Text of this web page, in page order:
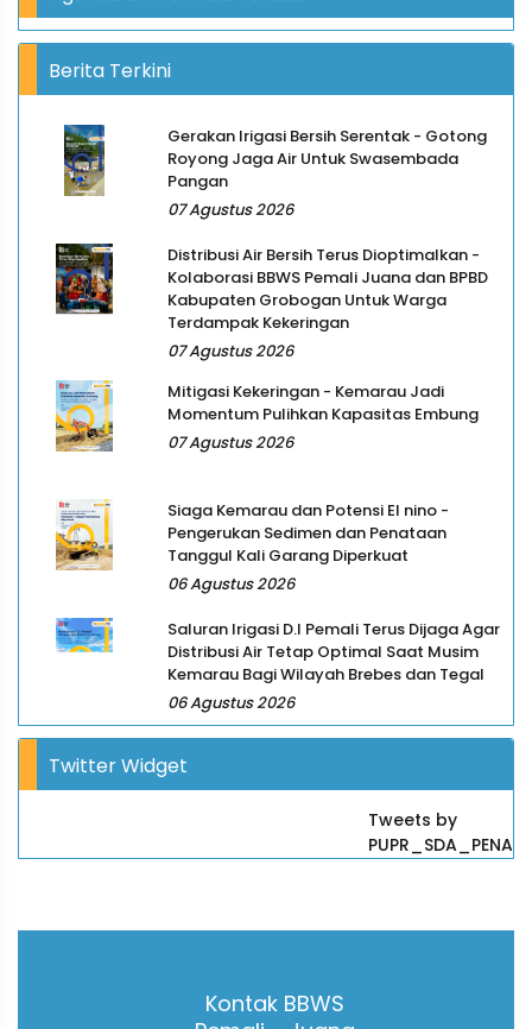
Berita Terkini
Gerakan Irigasi Bersih Serentak - Gotong
Royong Jaga Air Untuk Swasembada
Pangan
07 Agustus 2026
Distribusi Air Bersih Terus Dioptimalkan -
Kolaborasi BBWS Pemali Juana dan BPBD
Kabupaten Grobogan Untuk Warga
Terdampak Kekeringan
07 Agustus 2026
Mitigasi Kekeringan - Kemarau Jadi
Momentum Pulihkan Kapasitas Embung
07 Agustus 2026
Siaga Kemarau dan Potensi El nino -
Pengerukan Sedimen dan Penataan
Tanggul Kali Garang Diperkuat
06 Agustus 2026
Saluran Irigasi D.I Pemali Terus Dijaga Agar
Distribusi Air Tetap Optimal Saat Musim
Kemarau Bagi Wilayah Brebes dan Tegal
06 Agustus 2026
Twitter Widget
Tweets by
PUPR_SDA_PENA
Kontak BBWS